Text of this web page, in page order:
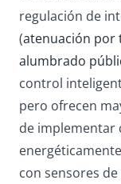
regulación de
(atenuación por
alumbrado
control
pero ofrecen
de implementar
con sensores